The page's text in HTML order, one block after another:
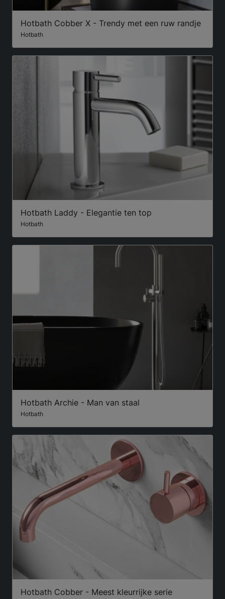
Hotbath Cobber X - Trendy met een ruw randje
Hotbath
Hotbath Laddy - Elegantie ten top
Hotbath
Hotbath Archie - Man van staal
Hotbath
Hotbath Cobber - Meest kleurrijke serie